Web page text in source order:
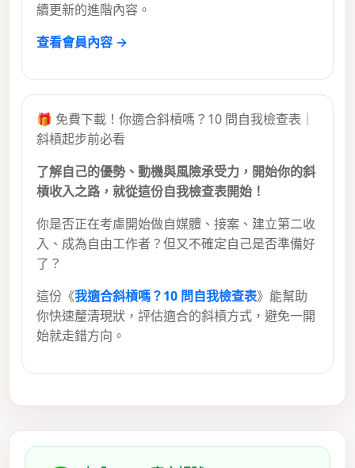
續更新的進階內容。
查看會員內容 →
🎁 免費下載！你適合斜槓嗎？10 問自我檢查表｜
斜槓起步前必看
了解自己的優勢、動機與風險承受力，開始你的斜
槓收入之路，就從這份自我檢查表開始！
你是否正在考慮開始做自媒體、接案、建立第二收
入、成為自由工作者？但又不確定自己是否準備好
了？
這份《我適合斜槓嗎？10 問自我檢查表》能幫助
你快速釐清現狀，評估適合的斜槓方式，避免一開
始就走錯方向。